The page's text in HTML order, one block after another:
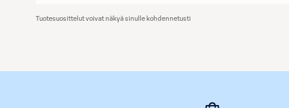
Tuotesuosittelut voivat näkyä sinulle kohdennetusti